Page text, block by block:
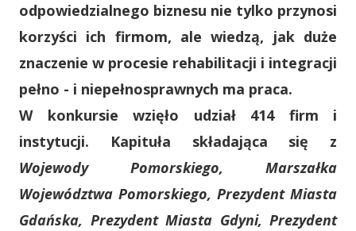
odpowiedzialnego biznesu nie tylko przynosi
korzyści ich firmom, ale wiedzą, jak duże
znaczenie w procesie rehabilitacji i integracji
pełno - i niepełnosprawnych ma praca.
W konkursie wzięło udział 414 firm i
instytucji. Kapituła składająca się z
Wojewody Pomorskiego, Marszałka
Województwa Pomorskiego, Prezydent Miasta
Gdańska, Prezydent Miasta Gdyni, Prezydent